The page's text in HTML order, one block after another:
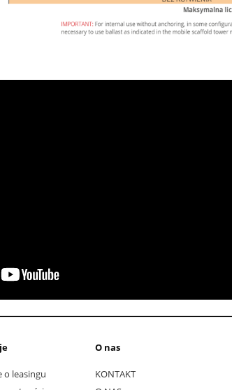
o leasingu
O nas
KONTAKT